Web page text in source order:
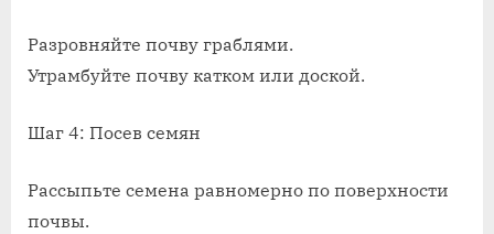
Разровняйте почву граблями.
Утрамбуйте почву катком или доской.
Шаг 4: Посев семян
Рассыпьте семена равномерно по поверхности
почвы.